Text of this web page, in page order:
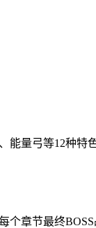
量弓等12种
章节最终